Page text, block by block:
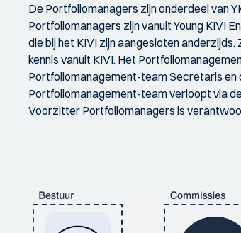
De Portfoliomanagers zijn onderdeel van
Portfoliomanagers zijn vanuit Young KIVI
die bij het KIVI zijn aangesloten
kennis vanuit KIVI. Het
Portfoliomanagement-team Secretaris en
Portfoliomanagement-team verloopt via
Voorzitter Portfoliomanagers is